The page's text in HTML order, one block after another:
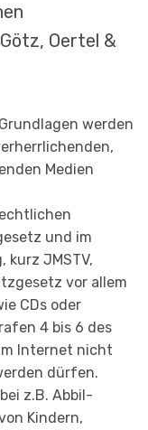
Oertel &
werden
Medien
und im
JMSTV,
vor allem
CDs oder
4 bis 6 des
Internet nicht
dürfen.
z.B. Ab­bil­
Kindern,